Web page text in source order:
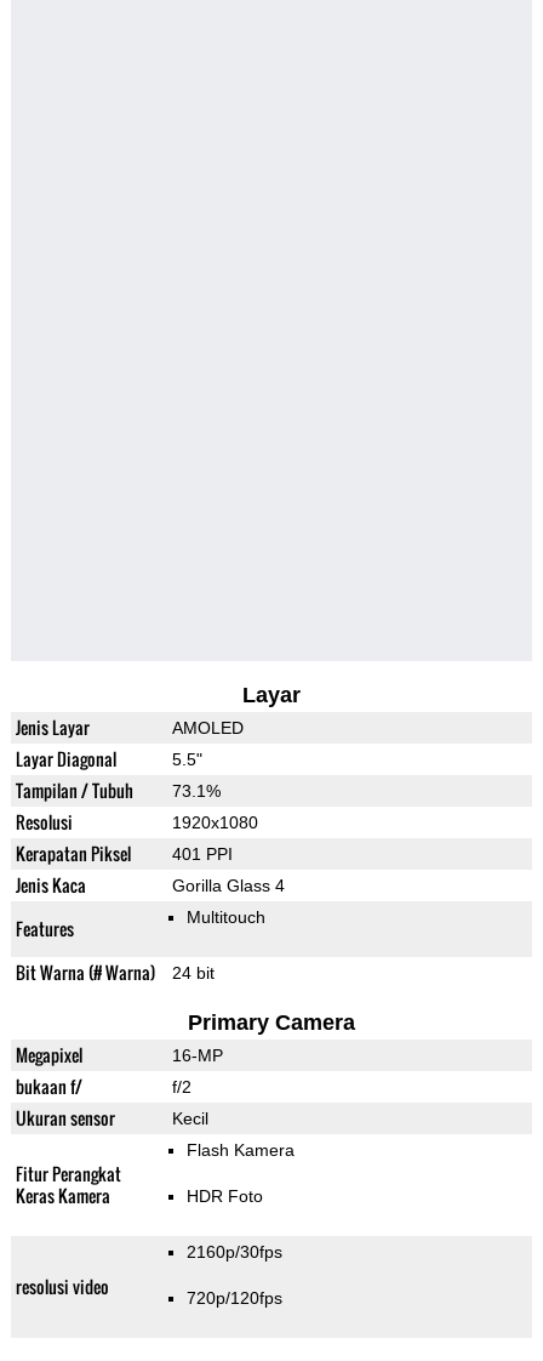
Layar
Jenis Layar AMOLED
Layar Diagonal 5.5"
Tampilan / Tubuh 73.1%
Resolusi 1920x1080
Kerapatan Piksel 401 PPI
Jenis Kaca Gorilla Glass 4
Features Multitouch
Bit Warna (# Warna) 24 bit
Primary Camera
Megapixel 16-MP
bukaan f/ f/2
Ukuran sensor Kecil
Fitur Perangkat
Keras Kamera
Flash Kamera
HDR Foto
resolusi video
2160p/30fps
720p/120fps